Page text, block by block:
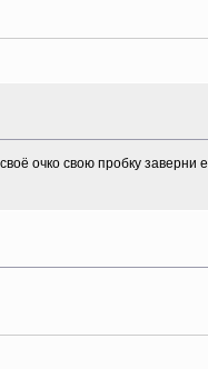
очко свою пробку заверни